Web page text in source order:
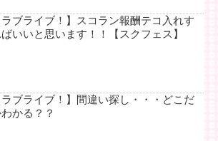
ラブライブ！】スコラン報酬テコ入れす
いいと思います！！【スクフェス】
ラブライブ！】間違い探し・・・どこだ
かる？？